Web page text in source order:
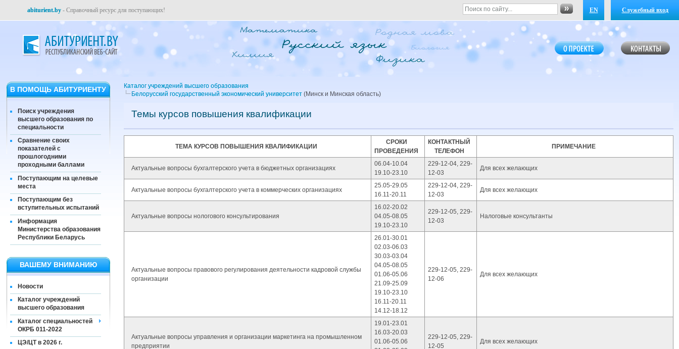
EN Служебный вход
abiturient.by - Справочный ресурс для поступающих!
В ПОМОЩЬ АБИТУРИЕНТУ
Поиск учреждения
высшего образования по
специальности
Сравнение своих
показателей с
прошлогодними
проходными баллами
Поступающим на целевые
места
Поступающим без
вступительных испытаний
Информация
Министерства образования
Республики Беларусь
ВАШЕМУ ВНИМАНИЮ
Новости
Каталог учреждений
высшего образования
Каталог специальностей
ОКРБ 011-2022
ЦЭ/ЦТ в 2026 г.
Каталог учреждений высшего образования
Белорусский государственный экономический университет (Минск и Минская область)
Темы курсов повышения квалификации
ТЕМА КУРСОВ ПОВЫШЕНИЯ КВАЛИФИКАЦИИ
СРОКИ
ПРОВЕДЕНИЯ
КОНТАКТНЫЙ
ТЕЛЕФОН
ПРИМЕЧАНИЕ
Актуальные вопросы бухгалтерского учета в бюджетных организациях
06.04-10.04
19.10-23.10
229-12-04, 229-
12-03
Для всех желающих
Актуальные вопросы бухгалтерского учета в коммерческих организациях
25.05-29.05
16.11-20.11
229-12-04, 229-
12-03
Для всех желающих
Актуальные вопросы нологового консультирования
16.02-20.02
04.05-08.05
19.10-23.10
229-12-05, 229-
12-03
Налоговые консультанты
Актуальные вопросы правового регулирования деятельности кадровой службы
организации
26.01-30.01
02.03-06.03
30.03-03.04
04.05-08.05
01.06-05.06
21.09-25.09
19.10-23.10
16.11-20.11
14.12-18.12
229-12-05, 229-
12-06
Для всех желающих
Актуальные вопросы управления и организации маркетинга на промышленном
предприятии
19.01-23.01
16.03-20.03
01.06-05.06
229-12-05, 229-
12-05
Для всех желающих